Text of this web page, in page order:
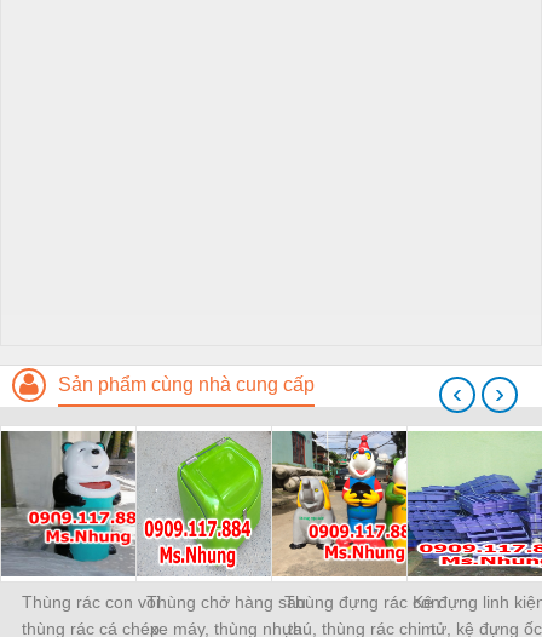
Sản phẩm cùng nhà cung cấp
Thùng rác con voi
thùng rác cá chép
Thùng chở hàng sau
xe máy, thùng nhựa
Thùng đựng rác con
thú, thùng rác chim
Kệ đựng linh
tử, kệ đựng
‹ ›